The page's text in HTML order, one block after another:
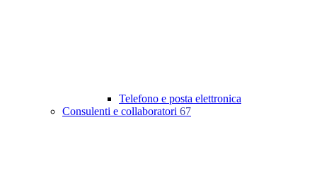
Telefono e posta elettronica
Consulenti e collaboratori 67